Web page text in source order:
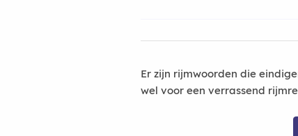
Er zijn rijmwoorden die
wel voor een verrassend